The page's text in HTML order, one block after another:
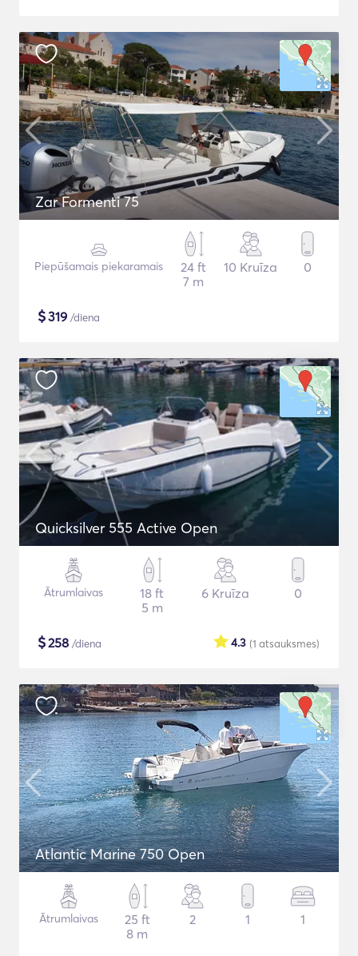
Zar Formenti 75
Piepūšamais piekaramais
24 ft
7 m
10 Kruīza 0
$319 /diena
Quicksilver 555 Active Open
Ātrumlaivas
18 ft
5 m
6 Kruīza 0
$258 /diena (1 atsauksmes)
4.3
Atlantic Marine 750 Open
Ātrumlaivas
25 ft
8 m
2 1 1